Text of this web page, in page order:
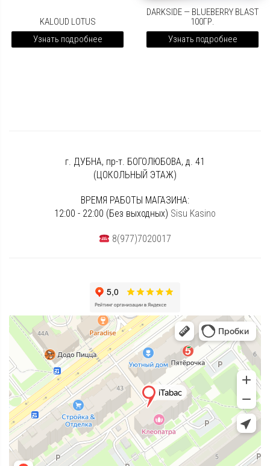
KALOUD LOTUS
Узнать подробнее
DARKSIDE — BLUEBERRY BLAST
100ГР.
Узнать подробнее
г. ДУБНА, пр-т. БОГОЛЮБОВА, д. 41
(ЦОКОЛЬНЫЙ ЭТАЖ)
ВРЕМЯ РАБОТЫ МАГАЗИНА:
12:00 - 22:00 (Без выходных) Sisu Kasino
8(977)7020017